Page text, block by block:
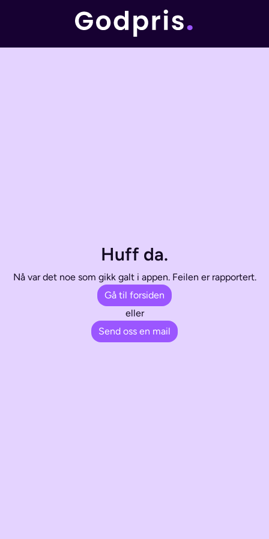
Huff da.
Nå var det noe som gikk galt i appen. Feilen er rapportert.
Gå til forsiden
eller
Send oss en mail